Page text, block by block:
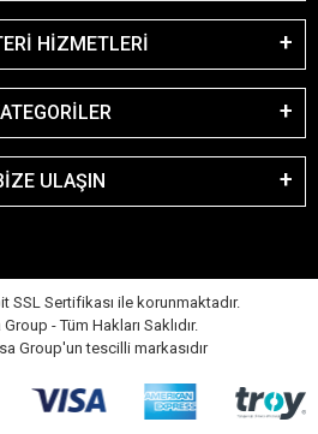
HİZMETLERİ
ULAŞIN
SSL Sertifikası ile korunmaktadır.
- Tüm Hakları Saklıdır.
Group'un tescilli markasıdır